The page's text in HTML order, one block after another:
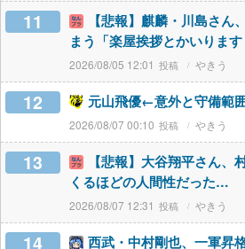
11
【悲報】麒麟・川島さん
まう「楽屋挨拶とかいります
2026/08/05 12:01 やきう
12 元山飛優←意外と守備範
2026/08/07 00:10 やきう
13
【悲報】大谷翔平さん、
くるほどの人間性だった…
2026/08/07 12:31 やきう
14 西武・中村剛也、一軍昇